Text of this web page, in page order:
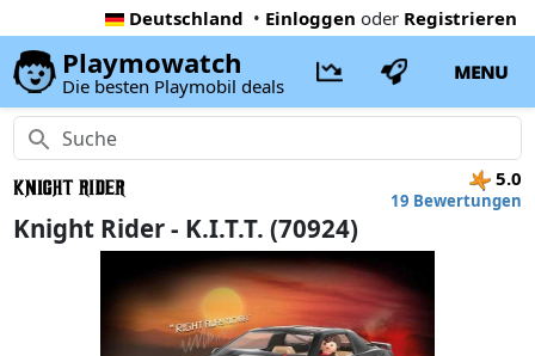
Deutschland • Einloggen oder Registrieren
Playmowatch
Die besten Playmobil deals
MENU
5.0
19 Bewertungen
Knight Rider - K.I.T.T. (70924)